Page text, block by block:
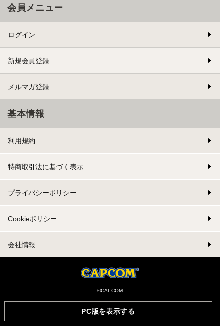
PC版を表示する
会員メニュー
ログイン
新規会員登録
メルマガ登録
基本情報
利用規約
特商取引法に基づく表示
プライバシーポリシー
Cookieポリシー
会社情報
©CAPCOM